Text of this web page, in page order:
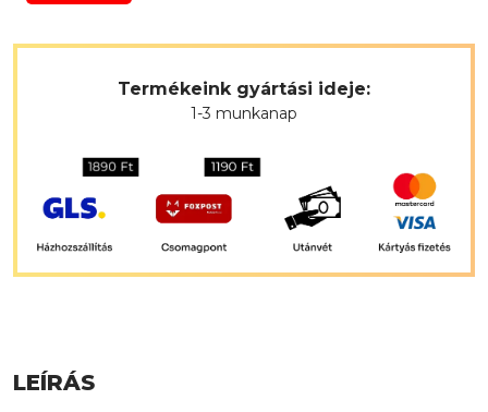
Termékeink gyártási ideje:
1-3 munkanap
LEÍRÁS